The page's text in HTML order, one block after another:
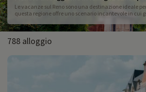
Le vacanze sul Reno sono una destinazione ideale
questa regione offre uno scenario incantevole in cui
vacanza sul Reno, ogni giorno diventa una nuova
apprezzeranno la ricchezza della cucina locale del
di successo, ci sono molte opzioni di alloggio per
itinerario per famiglie sul Reno pensato per
che ti serve per una fuga indimenticabile.
788 alloggio